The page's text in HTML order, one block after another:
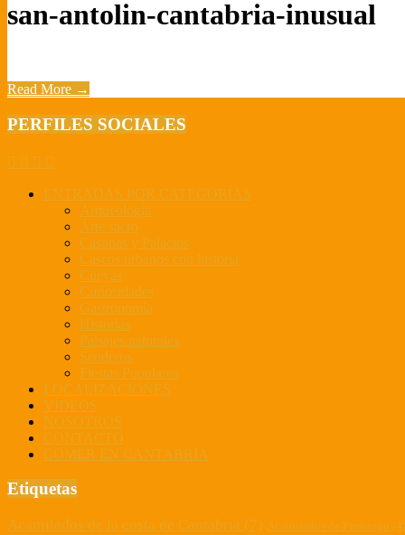
san-antolin-cantabria-inusual
Read More →
2018-
04-
PERFILES SOCIALES
ENTRADAS POR CATEGORÍAS
Arqueología
Arte sacro
Casonas y Palacios
Cascos urbanos con historia
Cuevas
Curiosidades
Gastronomía
Historias
Paisajes naturales
Senderos
Fiestas Populares
LOCALIZACIONES
VÍDEOS
NOSOTROS
CONTACTO
COMER EN CANTABRIA
Etiquetas
Acantilados de la costa de Cantabria (7) Acantilados de Pimiango (4)